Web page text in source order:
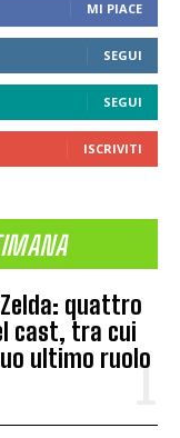
MI PIACE
SEGUI
SEGUI
ISCRIVITI
quattro
cast, tra cui
ultimo ruolo